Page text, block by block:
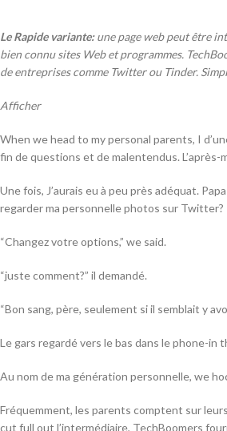
Le Rapide variante:une page web peut être
bien connu sites Web et programmes.
de entreprises comme Twitter ou Tinder.
Afficher
When we head to my personal parents, I
fin de questions et de malentendus. L’après-
Une fois, J’aurais eu à peu près adéquat.
regarder ma personnelle photos sur Twitter?
“Changez votre options,” we said.
“juste comment?” il demandé.
“Bon sang, père, seulement si il semblait y
Le gars regardé vers le bas dans le phone-
Au nom de ma génération personnelle, we
Fréquemment, les parents comptent sur
cut full out l’intermédiaire, TechBoomers